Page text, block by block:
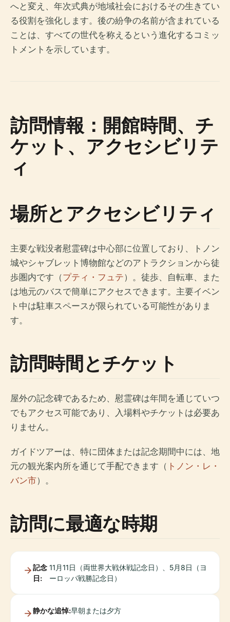
へと変え、年次式典が地域社会におけるその生きてい
る役割を強化します。後の紛争の名前が含まれている
ことは、すべての世代を称えるという進化するコミッ
トメントを示しています。
訪問情報：開館時間、チ
ケット、アクセシビリテ
ィ
場所とアクセシビリティ
主要な戦没者慰霊碑は中心部に位置しており、トノン
城やシャブレット博物館などのアトラクションから徒
歩圏内です（プティ・フュテ）。徒歩、自転車、また
は地元のバスで簡単にアクセスできます。主要イベン
ト中は駐車スペースが限られている可能性がありま
す。
訪問時間とチケット
屋外の記念碑であるため、慰霊碑は年間を通じていつ
でもアクセス可能であり、入場料やチケットは必要あ
りません。
ガイドツアーは、特に団体または記念期間中には、地
元の観光案内所を通じて手配できます（ トノン・レ・
バン市）。
訪問に最適な時期
記念
日:
11月11日（両世界大戦休戦記念日）、5月8日（ヨ
ーロッパ戦勝記念日）
静かな追悼:早朝または夕方